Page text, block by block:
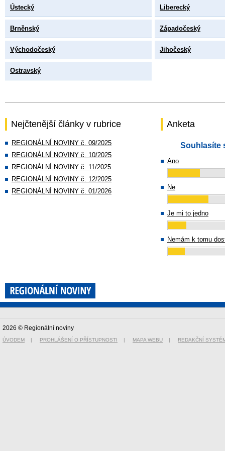
Ústecký Liberecký
Brněnský Západočeský
Východočeský Jihočeský
Ostravský
Nejčtenější články v rubrice
REGIONÁLNÍ NOVINY č. 09/2025
REGIONÁLNÍ NOVINY č. 10/2025
REGIONÁLNÍ NOVINY č. 11/2025
REGIONÁLNÍ NOVINY č. 12/2025
REGIONÁLNÍ NOVINY č. 01/2026
Anketa
Souhlasíte
Ano
Ne
Je mi to jedno
Nemám k tomu
2026 © Regionální noviny
ÚVODEM | PROHLÁŠENÍ O PŘÍSTUPNOSTI | MAPA WEBU | REDAKČNÍ